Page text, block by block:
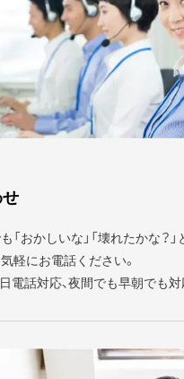
「おかしいな」「壊れたかな？
軽にお電話ください。
電話対応、夜間でも早朝でも対